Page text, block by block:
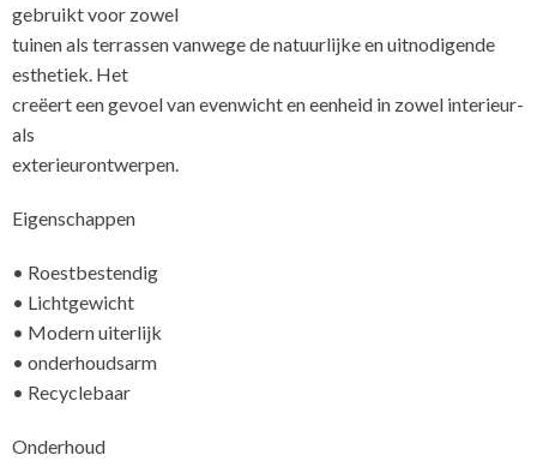
gebruikt voor zowel
tuinen als terrassen vanwege de natuurlijke en uitnodigende
esthetiek. Het
creëert een gevoel van evenwicht en eenheid in zowel interieur-
als
Eigenschappen
• Roestbestendig
• Lichtgewicht
• Modern uiterlijk
• onderhoudsarm
• Recyclebaar
Onderhoud